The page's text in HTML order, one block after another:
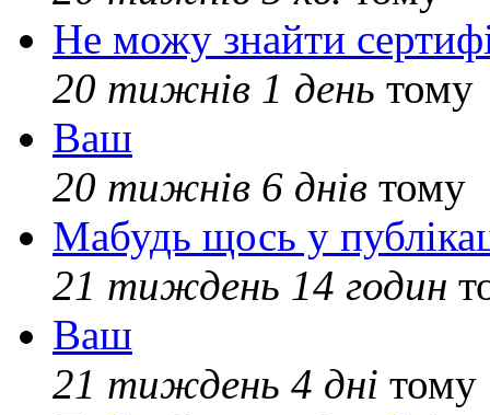
Не можу знайти
20 тижнів 1 день тому
Ваш
20 тижнів 6 днів тому
Мабудь щось у
21 тиждень 14 годин
Ваш
21 тиждень 4 дні тому